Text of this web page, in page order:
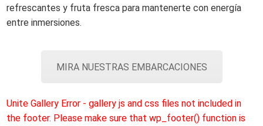
refrescantes y fruta fresca para mantenerte con energía
entre inmersiones.
MIRA NUESTRAS EMBARCACIONES
Unite Gallery Error - gallery js and css files not included in
the footer. Please make sure that wp_footer() function is